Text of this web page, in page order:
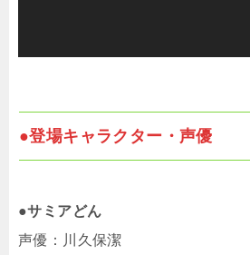
●登場キャラクター・声優
●サミアどん
声優：川久保潔